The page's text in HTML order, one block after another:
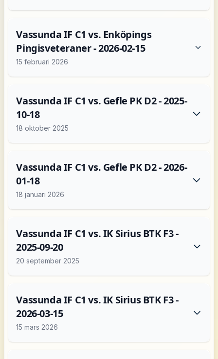
Vassunda IF C1 vs. Enköpings
Pingisveteraner - 2026-02-15
15 februari 2026
Vassunda IF C1 vs. Gefle PK D2 - 2025-
10-18
18 oktober 2025
Vassunda IF C1 vs. Gefle PK D2 - 2026-
01-18
18 januari 2026
Vassunda IF C1 vs. IK Sirius BTK F3 -
2025-09-20
20 september 2025
Vassunda IF C1 vs. IK Sirius BTK F3 -
2026-03-15
15 mars 2026